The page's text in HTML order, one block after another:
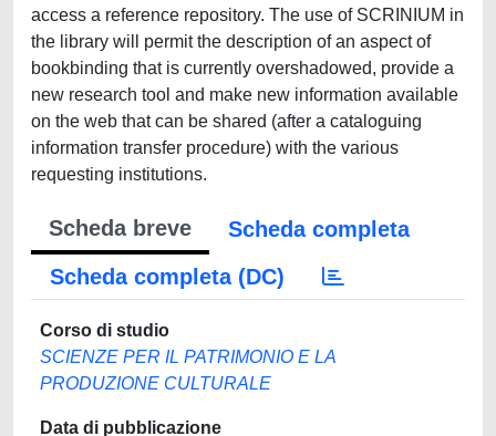
access a reference repository. The use of SCRINIUM in
the library will permit the description of an aspect of
bookbinding that is currently overshadowed, provide a
new research tool and make new information available
on the web that can be shared (after a cataloguing
information transfer procedure) with the various
requesting institutions.
Scheda breve
Scheda completa
Scheda completa (DC)
Corso di studio
SCIENZE PER IL PATRIMONIO E LA
PRODUZIONE CULTURALE
Data di pubblicazione